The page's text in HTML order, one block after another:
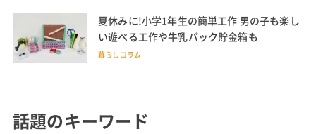
夏休みに!小学1年生の簡単工作 男の子も楽し
い遊べる工作や牛乳パック貯金箱も
暮らしコラム
話題のキーワード